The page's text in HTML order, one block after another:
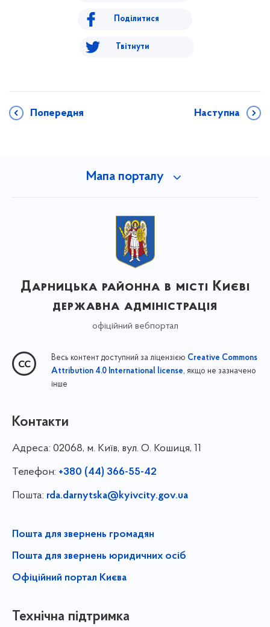
Поділитися
Твітнути
Попередня Наступна
Мапа порталу
Дарницька районна в місті Києві
державна адміністрація
офіційний вебпортал
Весь контент доступний за ліцензією Creative Commons
Attribution 4.0 International license, якщо не зазначено
інше
Контакти
Адреса: 02068, м. Київ, вул. О. Кошиця, 11
Телефон: +380 (44) 366-55-42
Пошта: rda.darnytska@kyivcity.gov.ua
Пошта для звернень громадян
Пошта для звернень юридичних осіб
Офіційний портал Києва
Технічна підтримка